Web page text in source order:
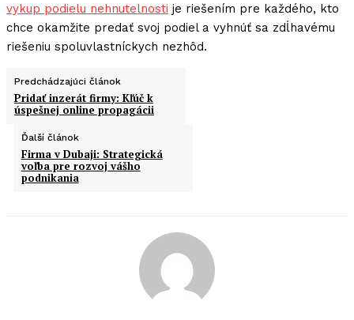
vykup podielu nehnutelnosti je riešením pre každého, kto
chce okamžite predať svoj podiel a vyhnúť sa zdĺhavému
riešeniu spoluvlastníckych nezhôd.
Predchádzajúci článok
Pridať inzerát firmy: Kľúč k
úspešnej online propagácii
Ďalší článok
Firma v Dubaji: Strategická
voľba pre rozvoj vášho
podnikania